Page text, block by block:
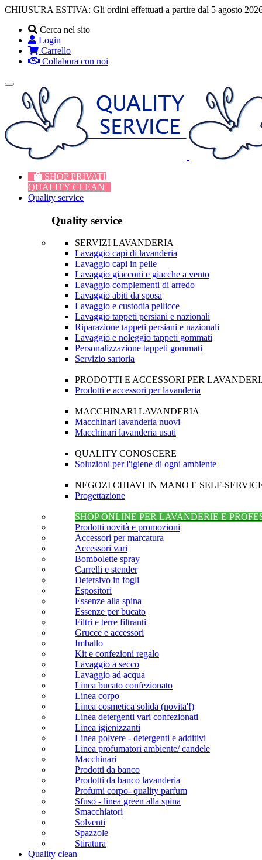
CHIUSURA ESTIVA: Gli ordini effettuati a partire dal 5 agosto
Cerca nel sito
Login
Carrello
Collabora con noi
Toggle
navigation
SHOP PRIVATI
QUALITY CLEAN
Quality service
Quality service
SERVIZI LAVANDERIA
Lavaggio capi di lavanderia
Lavaggio capi in pelle
Lavaggio giacconi e giacche a vento
Lavaggio complementi di arredo
Lavaggio abiti da sposa
Lavaggio e custodia pellicce
Lavaggio tappeti persiani e nazionali
Riparazione tappeti persiani e nazionali
Lavaggio e noleggio tappeti gommati
Personalizzazione tappeti gommati
Servizio sartoria
PRODOTTI E ACCESSORI PER
Prodotti e accessori per lavanderia
MACCHINARI LAVANDERIA
Macchinari lavanderia nuovi
Macchinari lavanderia usati
QUALITY CONOSCERE
Soluzioni per l'igiene di ogni ambiente
NEGOZI CHIAVI IN MANO E SELF-
Progettazione
SHOP ONLINE PER LAVANDERIE E
Prodotti novità e promozioni
Accessori per marcatura
Accessori vari
Bombolette spray
Carrelli e stender
Detersivo in fogli
Espositori
Essenze alla spina
Essenze per bucato
Filtri e terre filtranti
Grucce e accessori
Imballo
Kit e confezioni regalo
Lavaggio a secco
Lavaggio ad acqua
Linea bucato confezionato
Linea corpo
Linea cosmetica solida (novita'!)
Linea detergenti vari confezionati
Linea igienizzanti
Linea polvere - detergenti e additivi
Linea profumatori ambiente/ candele
Macchinari
Prodotti da banco
Prodotti da banco lavanderia
Profumi corpo- quality parfum
Sfuso - linea green alla spina
Smacchiatori
Solventi
Spazzole
Stiratura
Quality clean